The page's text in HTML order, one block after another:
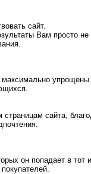
сайт.
Вам просто
максимально упрощены.
сайта,
он попадает в